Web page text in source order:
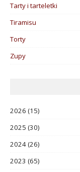
Tarty i tarteletki
Tiramisu
Torty
Zupy
2026 (15)
2025 (30)
2024(26)
2023 (65)